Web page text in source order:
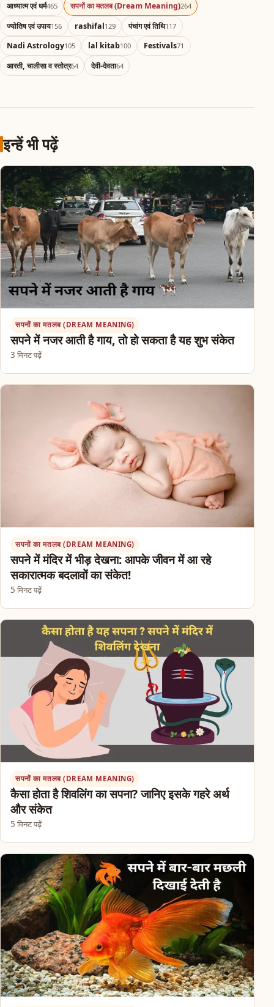
आध्यात्म एवं धर्म465 सपनों का मतलब (Dream Meaning)264
ज्योतिष एवं उपाय156 rashifal129 पंचांग एवं तिथि117
Nadi Astrology105 lal kitab100 Festivals71
आरती, चालीसा व स्तोत्र64 देवी-देवता64
इन्हें भी पढ़ें
सपनों का मतलब (DREAM MEANING)
सपने में नजर आती है गाय, तो हो सकता है यह शुभ संकेत
3 मिनट पढ़ें
सपनों का मतलब (DREAM MEANING)
सपने में मंदिर में भीड़ देखना: आपके जीवन में आ रहे
सकारात्मक बदलावों का संकेत!
5 मिनट पढ़ें
सपनों का मतलब (DREAM MEANING)
कैसा होता है शिवलिंग का सपना? जानिए इसके गहरे अर्थ
और संकेत
5 मिनट पढ़ें